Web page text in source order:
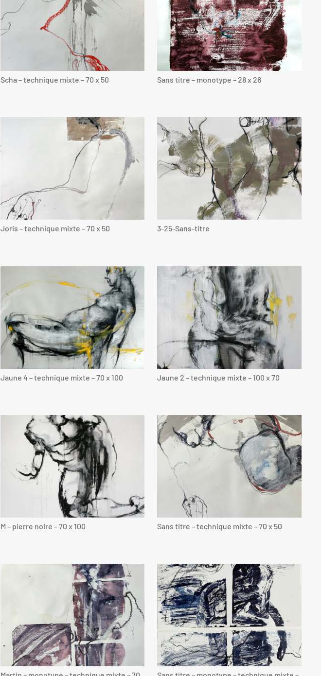
Scha – technique mixte – 70 x 50 Sans titre – monotype – 28 x 26
Joris – technique mixte – 70 x 50 3-25-Sans-titre
Jaune 4 – technique mixte – 70 x 100 Jaune 2 – technique mixte – 100 x 70
M – pierre noire – 70 x 100 Sans titre – technique mixte – 70 x 50